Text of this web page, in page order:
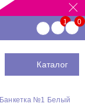
Каталог
Банкетка №1 Белый